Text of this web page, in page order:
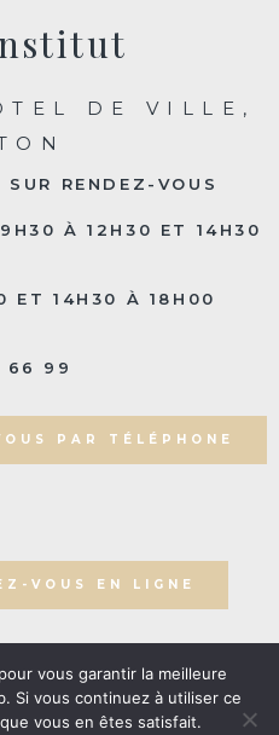
DE VILLE,
RENDEZ-VOUS
À 12H30 ET 14H30
ET 14H30 À 18H00
66 99
PAR TÉLÉPHONE
VOUS EN LIGNE
droits réservés. | Réalisation
légales|Politique de
vous garantir la meilleure
Si vous continuez à utiliser ce
vous en êtes satisfait.